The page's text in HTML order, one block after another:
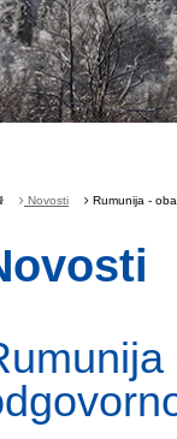
Novosti Rumunija -